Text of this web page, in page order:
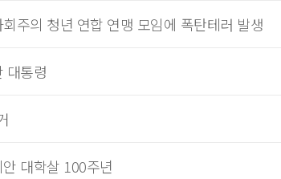
주의 청년 연합 연맹 모임에 폭탄테러 발생
대통령
대학살 100주년